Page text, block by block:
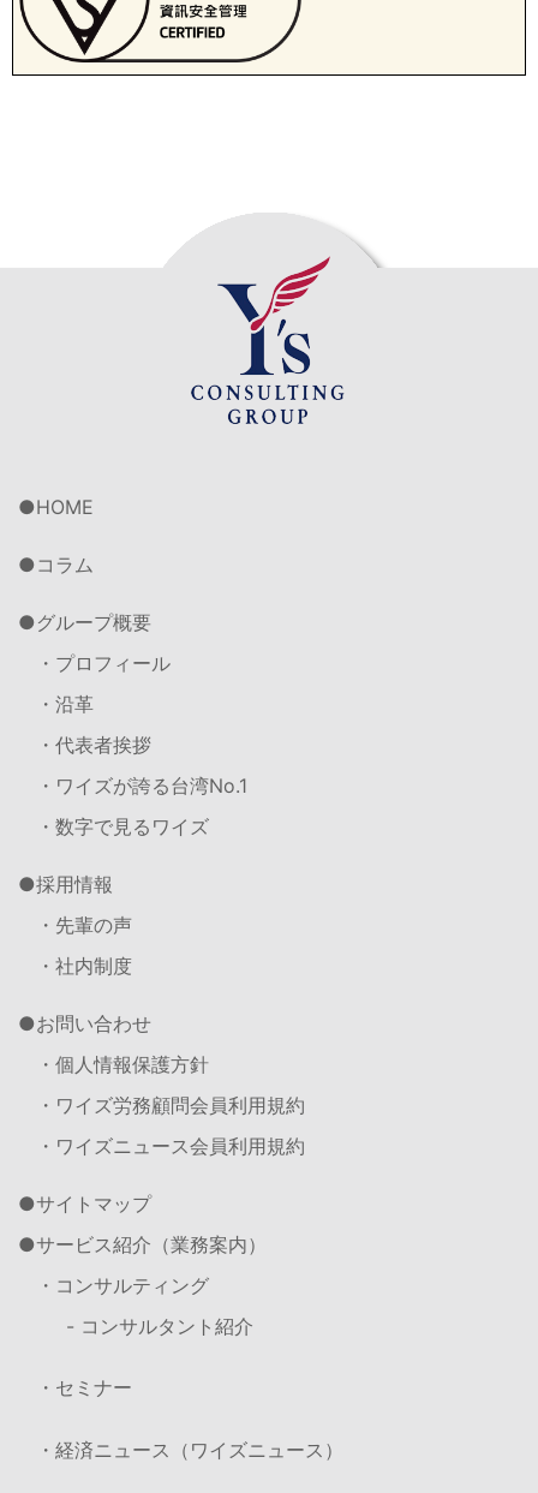
HOME
コラム
グループ概要
・プロフィール
・沿革
・代表者挨拶
・ワイズが誇る台湾No.1
・数字で見るワイズ
採用情報
・先輩の声
・社内制度
お問い合わせ
・個人情報保護方針
・ワイズ労務顧問会員利用規約
・ワイズニュース会員利用規約
サイトマップ
サービス紹介（業務案内）
・コンサルティング
- コンサルタント紹介
・セミナー
・経済ニュース（ワイズニュース）